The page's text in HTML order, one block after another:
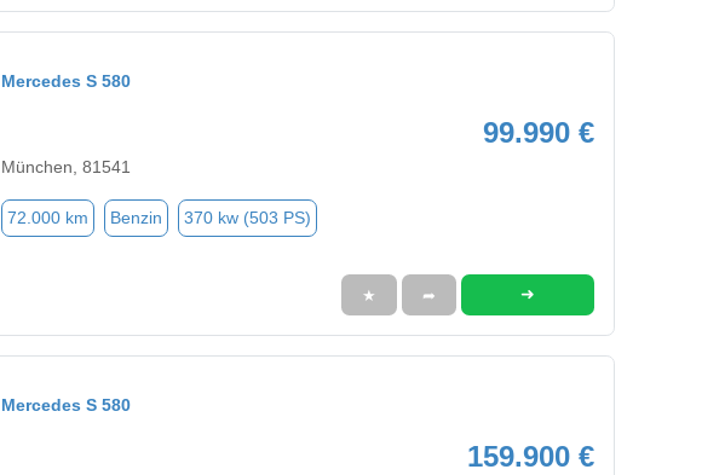
Mercedes S 580
99.990 €
München, 81541
72.000 km Benzin 370 kw (503 PS)
★ ➦ ➜
Mercedes S 580
159.900 €